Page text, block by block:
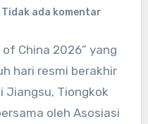
Tidak ada komentar
China 2026” yang
hari resmi berakhir
Jiangsu, Tiongkok
oleh Asosiasi